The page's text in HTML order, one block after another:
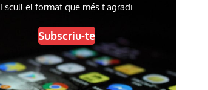
Escull el format que més t'agradi
Subscriu-te